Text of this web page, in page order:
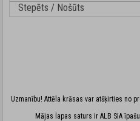
Stepēts / Nošūts
Uzmanību! Attēla krāsas var atšķirties no
Mājas lapas saturs ir ALB SIA